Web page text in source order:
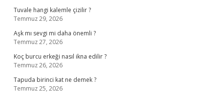
Tuvale hangi kalemle çizilir ?
Temmuz 29, 2026
Aşk mı sevgi mi daha önemli ?
Temmuz 27, 2026
Koç burcu erkeği nasıl ikna edilir ?
Temmuz 26, 2026
Tapuda birinci kat ne demek ?
Temmuz 25, 2026